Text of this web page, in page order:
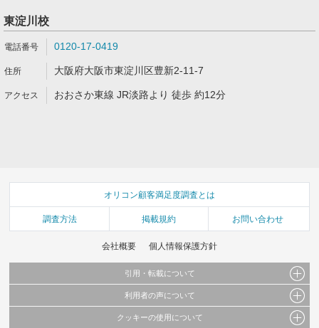
東淀川校
0120-17-0419
大阪府大阪市東淀川区豊新2-11-7
おおさか東線 JR淡路より 徒歩 約12分
オリコン顧客満足度調査とは
調査方法 掲載規約 お問い合わせ
会社概要 個人情報保護方針
引用・転載について
当サイトで公開されている情報（文字、写真、イラスト、画像データ等）及びこれらの配
これらの情報を権利者の許可なく無断転載・複製などの二次利用を行うことは固く禁じて
利用者の声について
当サイトに掲載している内容はすべてサービスの利用者が提出された見解・感想です。
クッキーの使用について